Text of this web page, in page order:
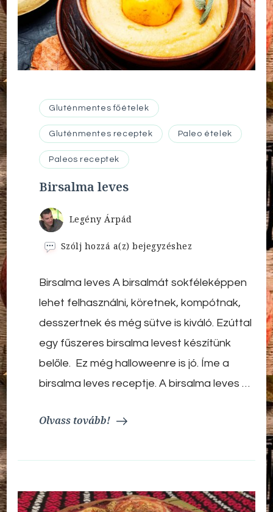
Gluténmentes főételek
Gluténmentes receptek Paleo ételek
Paleos receptek
Birsalma leves
Legény Árpád
Szólj hozzá a(z)Birsalma
bejegyzéshez
Birsalma leves A birsalmát sokféleképpen
lehet felhasználni, köretnek, kompótnak,
desszertnek és még sütve is kiváló. Ezúttal
egy fűszeres birsalma levest készítünk
belőle. Ez még halloweenre is jó. Íme a
birsalma leves receptje. A birsalma leves …
Olvass tovább!